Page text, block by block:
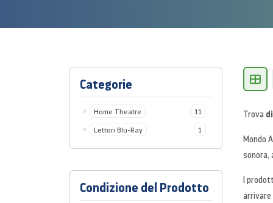
Categorie
Home Theatre
11
Lettori Blu-Ray
1
Condizione del Prodotto
Trova
Mondo
sonora,
I
arrivare